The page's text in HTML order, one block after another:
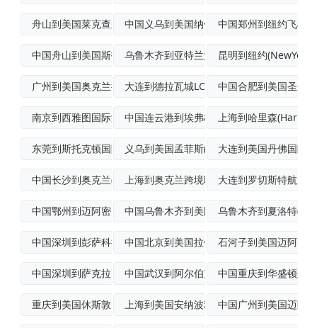
舟山到美国莱克查尔斯(LakeCharl中国义乌到美国纳什维尔普货空运
中国郑州到纽约飞机
中国舟山到美国斯托克顿(Stockton乌鲁木齐到亚特兰大(Atlanta)拼货
昆明到纽约
广州到美国奥克兰拼箱海运大连到德拉瓦城LCL海运中国合肥到美国圣安
南京到西雅图国际海运中国连云港到埃弗格雷斯港集装箱运输
上海到哈里森
东莞到斯托克顿国际海运义乌到美国孟菲斯(Memphis)空运
大连到美国丹佛国际
中国长沙到奥克兰(Oakland)空运专
上海到奥克兰跨境联运大连到罗切斯特航空
中国鄂州到迈阿密空运快递中国乌鲁木齐到美国杰克逊维尔空运门到门
乌鲁木齐到夏洛特
中国深圳到彭萨科拉海洋运输中国北京到美国拉伯克(Lubbock)空
石河子到美国迈阿密
中国深圳到萨克拉门托(Sacrament中国武汉到阿尔伯克基经济空运中国重庆到华盛顿航
重庆到美国休斯敦国际快递上海到美国安纳波利斯(Annapolis
中国广州到美国迈阿